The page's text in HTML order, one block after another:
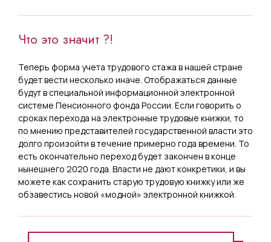
Что это значит ?!
Теперь форма учета трудового стажа в нашей стране
будет вести несколько иначе. Отображаться данные
будут в специальной информационной электронной
системе Пенсионного фонда России. Если говорить о
сроках перехода на электронные трудовые книжки, то
по мнению представителей государственной власти это
долго произойти в течение примерно года времени. То
есть окончательно переход будет закончен в конце
нынешнего 2020 года. Власти не дают конкретики, и вы
можете как сохранить старую трудовую книжку или же
обзавестись новой «модной» электронной книжкой.